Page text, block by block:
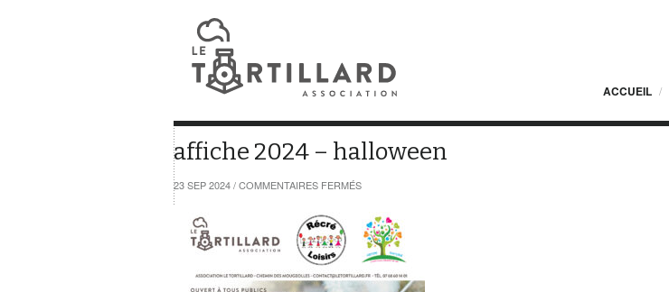
ACCUEIL
affiche 2024 – halloween
23 SEP 2024/COMMENTAIRES FERMÉSSUR
HALLOWEEN